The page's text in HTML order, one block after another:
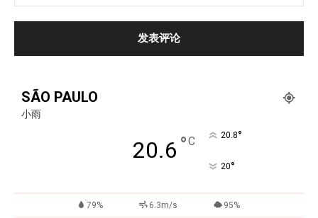
SÃO PAULO
小雨
20.6 °C 20.8°
20°
79% 6.3m/s 95%